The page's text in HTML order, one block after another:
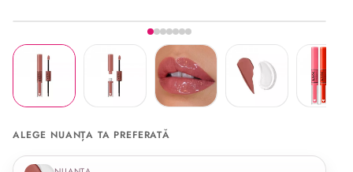
Imaginea 1 din 7
Selectează nuanța
ALEGE NUANȚA TA PREFERATĂ